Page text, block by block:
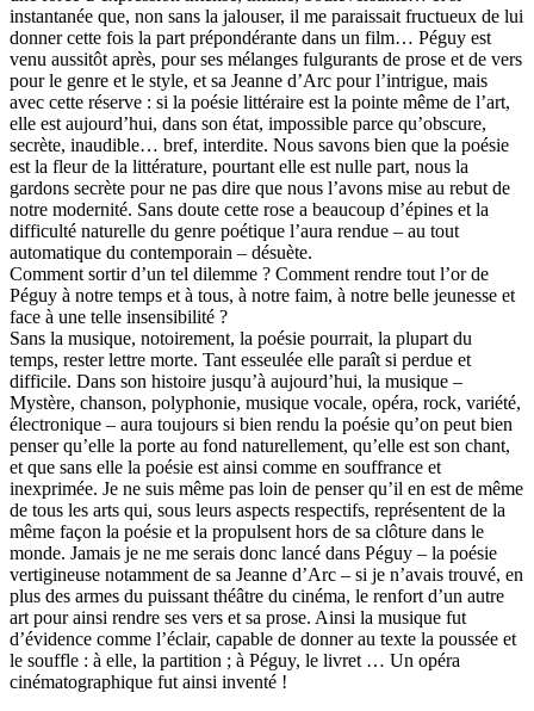
instantanée que, non sans la jalouser, il me paraissait fructueux de lui
donner cette fois la part prépondérante dans un film… Péguy est
venu aussitôt après, pour ses mélanges fulgurants de prose et de vers
pour le genre et le style, et sa Jeanne d’Arc pour l’intrigue, mais
avec cette réserve : si la poésie littéraire est la pointe même de l’art,
elle est aujourd’hui, dans son état, impossible parce qu’obscure,
secrète, inaudible… bref, interdite. Nous savons bien que la poésie
est la fleur de la littérature, pourtant elle est nulle part, nous la
gardons secrète pour ne pas dire que nous l’avons mise au rebut de
notre modernité. Sans doute cette rose a beaucoup d’épines et la
difficulté naturelle du genre poétique l’aura rendue – au tout
automatique du contemporain – désuète.
Comment sortir d’un tel dilemme ? Comment rendre tout l’or de
Péguy à notre temps et à tous, à notre faim, à notre belle jeunesse et
face à une telle insensibilité ?
Sans la musique, notoirement, la poésie pourrait, la plupart du
temps, rester lettre morte. Tant esseulée elle paraît si perdue et
difficile. Dans son histoire jusqu’à aujourd’hui, la musique –
Mystère, chanson, polyphonie, musique vocale, opéra, rock, variété,
électronique – aura toujours si bien rendu la poésie qu’on peut bien
penser qu’elle la porte au fond naturellement, qu’elle est son chant,
et que sans elle la poésie est ainsi comme en souffrance et
inexprimée. Je ne suis même pas loin de penser qu’il en est de même
de tous les arts qui, sous leurs aspects respectifs, représentent de la
même façon la poésie et la propulsent hors de sa clôture dans le
monde. Jamais je ne me serais donc lancé dans Péguy – la poésie
vertigineuse notamment de sa Jeanne d’Arc – si je n’avais trouvé, en
plus des armes du puissant théâtre du cinéma, le renfort d’un autre
art pour ainsi rendre ses vers et sa prose. Ainsi la musique fut
d’évidence comme l’éclair, capable de donner au texte la poussée et
le souffle : à elle, la partition ; à Péguy, le livret … Un opéra
cinématographique fut ainsi inventé !